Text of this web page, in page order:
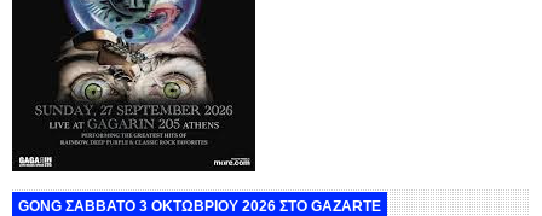
GONG ΣΑΒΒΑΤΟ 3 ΟΚΤΩΒΡΙΟΥ 2026 ΣΤΟ GAZARTE